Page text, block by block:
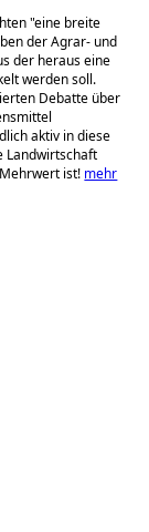
eine breite
der Agrar- und
der heraus eine
werden soll.
Debatte über
aktiv in diese
Landwirtschaft
ist! mehr